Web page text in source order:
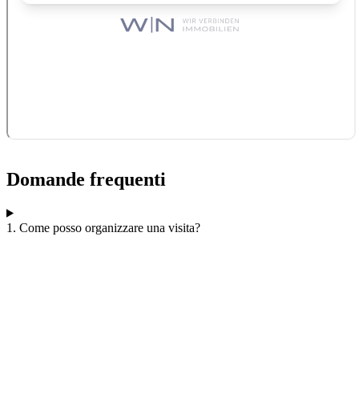
Domande frequenti
1. Come posso organizzare una visita?